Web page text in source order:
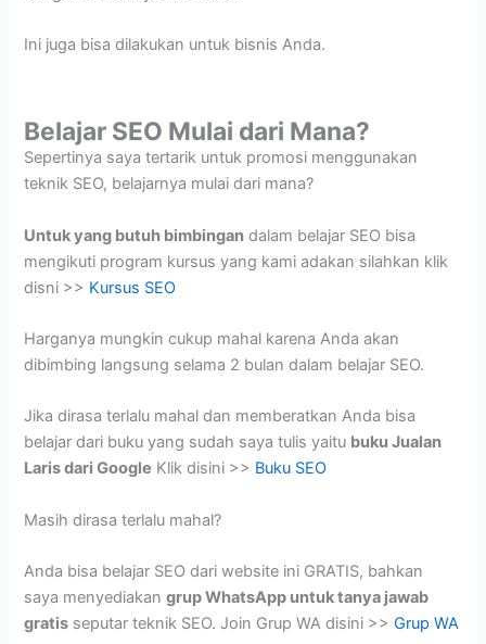
Ini juga bisa dilakukan untuk bisnis Anda.
Belajar SEO Mulai dari Mana?
Sepertinya saya tertarik untuk promosi menggunakan
teknik SEO, belajarnya mulai dari mana?
Untuk yang butuh bimbingan dalam belajar SEO bisa
mengikuti program kursus yang kami adakan silahkan klik
disni >> Kursus SEO
Harganya mungkin cukup mahal karena Anda akan
dibimbing langsung selama 2 bulan dalam belajar SEO.
Jika dirasa terlalu mahal dan memberatkan Anda bisa
belajar dari buku yang sudah saya tulis yaitu buku Jualan
Laris dari Google Klik disini >> Buku SEO
Masih dirasa terlalu mahal?
Anda bisa belajar SEO dari website ini GRATIS, bahkan
saya menyediakangrup WhatsApp untuk tanya jawab
gratis seputar teknik SEO. Join Grup WA disini >>Grup WA